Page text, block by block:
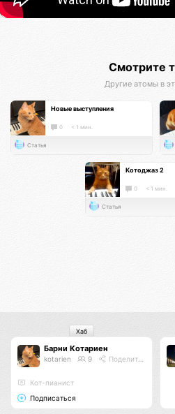
Смотрите
Другие атомы в
Новые выступления
0 < 1 мин.
Статья
Котоджаз 2
0 < 1 мин.
Статья
Барни Котариен
kotarien 9 Поделиться
Кот-пианист
Подписаться
Хаб